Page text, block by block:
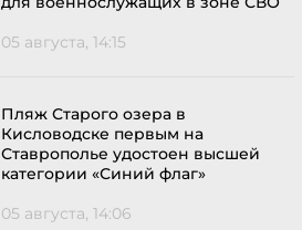
05 августа, 14:15
Пляж Старого озера в
Кисловодске первым на
Ставрополье удостоен высшей
категории «Синий флаг»
05 августа, 14:06